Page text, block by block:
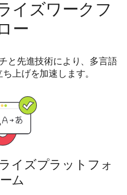
イズワークフ
ー
と先進技術により、多言語
上げを加速します。
イズプラットフォ
ーム